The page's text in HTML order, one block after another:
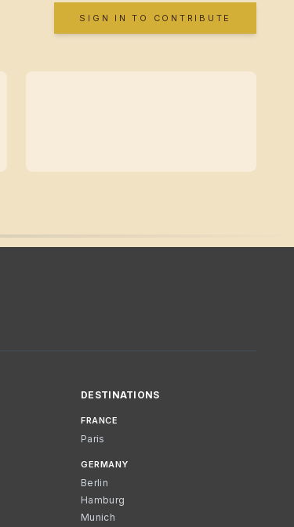
SIGN IN TO CONTRIBUTE
DESTINATIONS
FRANCE
Paris
GERMANY
Berlin
Hamburg
Munich